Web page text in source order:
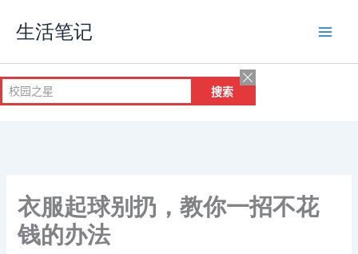
容
生活笔记
衣服起球别扔，教你一招不花
钱的办法